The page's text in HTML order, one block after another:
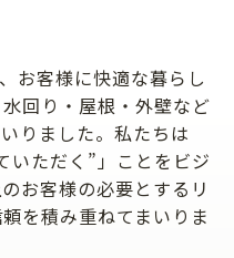
お客様に快適な暮らし
回り・屋根・外壁など
りました。私たちは
いただく”」ことをビジ
お客様の必要とするリ
を積み重ねてまいりま